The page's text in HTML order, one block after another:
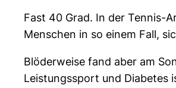
Fast 40 Grad. In der Tennis-
Menschen in so einem Fall,
Blöderweise fand aber am
Leistungssport und Diabetes